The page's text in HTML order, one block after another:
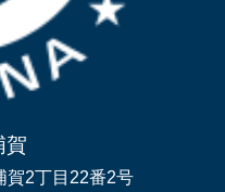
賀
賀2丁目22番2号